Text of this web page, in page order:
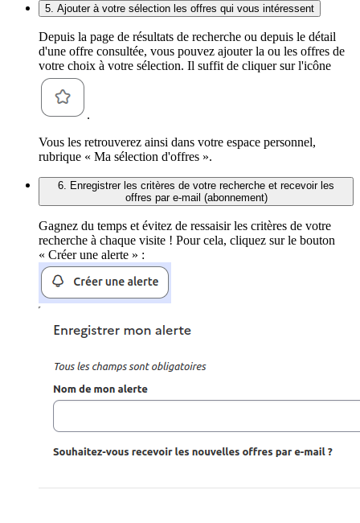
5. Ajouter à votre sélection les offres qui vous intéressent
Depuis la page de résultats de recherche ou depuis le détail
d'une offre consultée, vous pouvez ajouter la ou les offres de
votre choix à votre sélection. Il suffit de cliquer sur l'icône
.
Vous les retrouverez ainsi dans votre espace personnel,
rubrique « Ma sélection d'offres ».
6. Enregistrer les critères de votre recherche et recevoir les
offres par e-mail (abonnement)
Gagnez du temps et évitez de ressaisir les critères de votre
recherche à chaque visite ! Pour cela, cliquez sur le bouton
« Créer une alerte » :